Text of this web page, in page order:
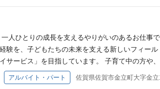
場へのサービス展開を見据えており、単なる社
わるフェーズにあります。 【具体的な業務内容
・要件定義・設計） ■スクラムチームの一員とし
イデア出し ■外販（プロダクト化）に向けた基盤
※経験やスキルに応じて、担当する機能の影響範
など）をお任せしていく想定です。 【募集背景
人ひとりの成長を支えるやりがいのあるお仕事
験を、子どもたちの未来を支える新しいフィー
サービス」を目指しています。 子育て中の方や
にしており、週2日～（扶養内勤務）OKです◎ 理
動面の発達支援に携わっていただきます。 【主
アルバイト・パート 佐賀県佐賀市金立町大字金立